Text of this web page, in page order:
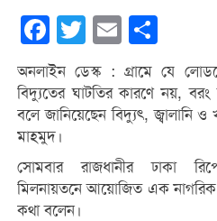
Facebook
Twitter Email
অনলাইন ডেস্ক : গ্রামে যে
বিদ্যুতের ঘাটতির কারণে নয়, বরং
বলে জানিয়েছেন বিদ্যুৎ, জ্বালানি
মাহমুদ।
সোমবার রাজধানীর ঢাকা
মিলনায়তনে আয়োজিত এক নাগরিক
কথা বলেন।